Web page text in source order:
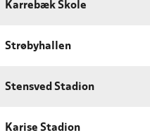
Karrebæk Skole
Strøbyhallen
Stensved Stadion
Karise Stadion